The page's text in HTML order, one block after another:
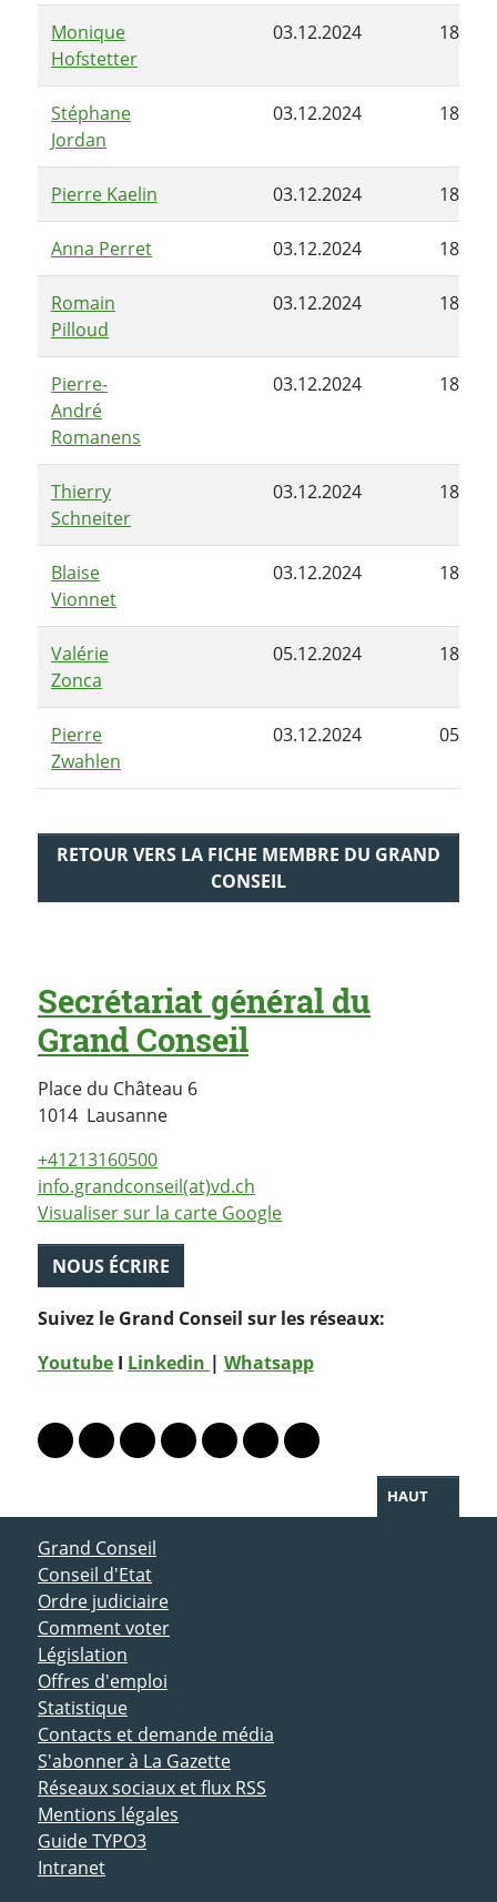
Monique
Hofstetter
03.12.2024
Stéphane
Jordan
03.12.2024
Pierre Kaelin 03.12.2024
Anna Perret 03.12.2024
Romain
Pilloud
03.12.2024
Pierre-
André
Romanens
03.12.2024
Thierry
Schneiter
03.12.2024
Blaise
Vionnet
03.12.2024
Valérie
Zonca
05.12.2024
Pierre
Zwahlen
03.12.2024
RETOUR VERS LA FICHE MEMBRE DU GRAND
CONSEIL
Secrétariat général du
Grand Conseil
Place du Château 6
1014 LausanneSuisse
+41213160500
info.grandconseil(at)vd.ch
Visualiser sur la carte Google
NOUS ÉCRIRE
Suivez le Grand Conseil sur les réseaux:
Youtube I Linkedin | Whatsapp
Lien vers le profil Mastodon
Lien vers le profil Bluesky
Lien vers le profil Instagram
Lien vers le profil Linkedin
Lien vers le profil Facebook
Lien vers le profil Twitter
Partager par WhatsApp
HAUT
ACCÈS DIRECT
Grand Conseil
Conseil d'Etat
Ordre judiciaire
Comment voter
Législation
Offres d'emploi
Statistique
Contacts et demande média
S'abonner à La Gazette
Réseaux sociaux et flux RSS
Mentions légales
Guide TYPO3
Intranet